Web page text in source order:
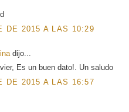
DE 2015 A LAS 10:29
dijo...
Es un buen dato!. Un saludo
DE 2015 A LAS 16:57